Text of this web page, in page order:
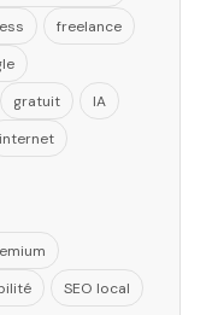
freelance
gratuit
IA
internet
SEO local